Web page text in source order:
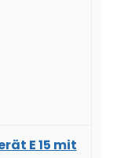
E 15 mit